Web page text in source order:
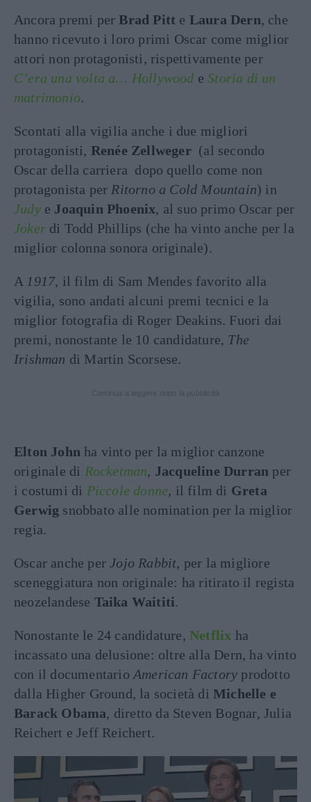
Ancora premi perBrad Pitt e Laura Dern, che
hanno ricevuto i loro primi Oscar come miglior
attori non protagonisti, rispettivamente per
C’era una volta a… Hollywood eStoria di un
matrimonio.
Scontati alla vigilia anche i due migliori
protagonisti, Renée Zellweger(al secondo
Oscar della carriera dopo quello come non
protagonista per Ritorno a Cold Mountain) in
Judye Joaquin Phoenix, al suo primo Oscar per
Joker di Todd Phillips (che ha vinto anche per la
miglior colonna sonora originale).
A 1917, il film di Sam Mendes favorito alla
vigilia, sono andati alcuni premi tecnici e la
miglior fotografia di Roger Deakins. Fuori dai
premi, nonostante le 10 candidature, The
Irishman di Martin Scorsese.
Elton John ha vinto per la miglior canzone
originale di Rocketman, Jacqueline Durran per
i costumi di Piccole donne, il film di Greta
Gerwig snobbato alle nomination per la miglior
regia.
Oscar anche perJojo Rabbit, per la migliore
sceneggiatura non originale: ha ritirato il regista
neozelandese Taika Waititi.
Nonostante le 24 candidature, Netflix ha
incassato una delusione: oltre alla Dern, ha vinto
con il documentario American Factory prodotto
dalla Higher Ground, la società di Michelle e
Barack Obama, diretto da Steven Bognar, Julia
Reichert e Jeff Reichert.